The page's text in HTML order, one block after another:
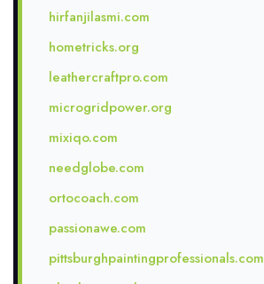
hirfanjilasmi.com
hometricks.org
leathercraftpro.com
microgridpower.org
mixiqo.com
needglobe.com
ortocoach.com
passionawe.com
pittsburghpaintingprofessionals.com